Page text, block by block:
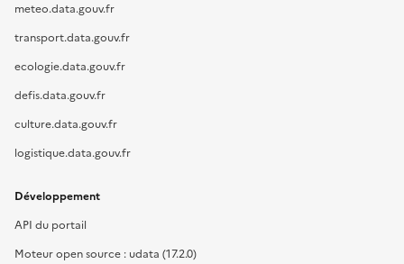
meteo.data.gouv.fr
transport.data.gouv.fr
ecologie.data.gouv.fr
defis.data.gouv.fr
culture.data.gouv.fr
logistique.data.gouv.fr
Développement
API du portail
Moteur open source : udata (17.2.0)